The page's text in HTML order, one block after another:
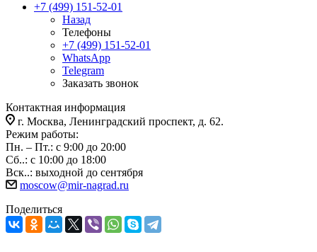
+7 (499) 151-52-01
Назад
Телефоны
+7 (499) 151-52-01
WhatsApp
Telegram
Заказать звонок
Контактная информация
г. Москва, Ленинградский проспект, д. 62.
Режим работы:
Пн. – Пт.: с 9:00 до 20:00
Сб..: с 10:00 до 18:00
Вск..: выходной до сентября
moscow@mir-nagrad.ru
Поделиться